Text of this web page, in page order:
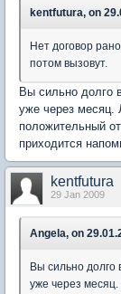
kentfutura, on
Нет договор
потом вызовут.
Вы сильно долго
уже через месяц.
положительный
приходится
kentfutura
29 Jan 2009
Angela, on
Вы сильно долго
уже через